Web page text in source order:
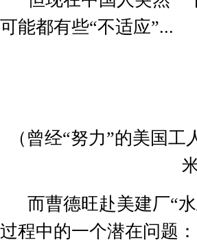
可能都有些“不适应”...
（曾经“努力”的美国
而曹德旺赴美建厂“
过程中的一个潜在问题：